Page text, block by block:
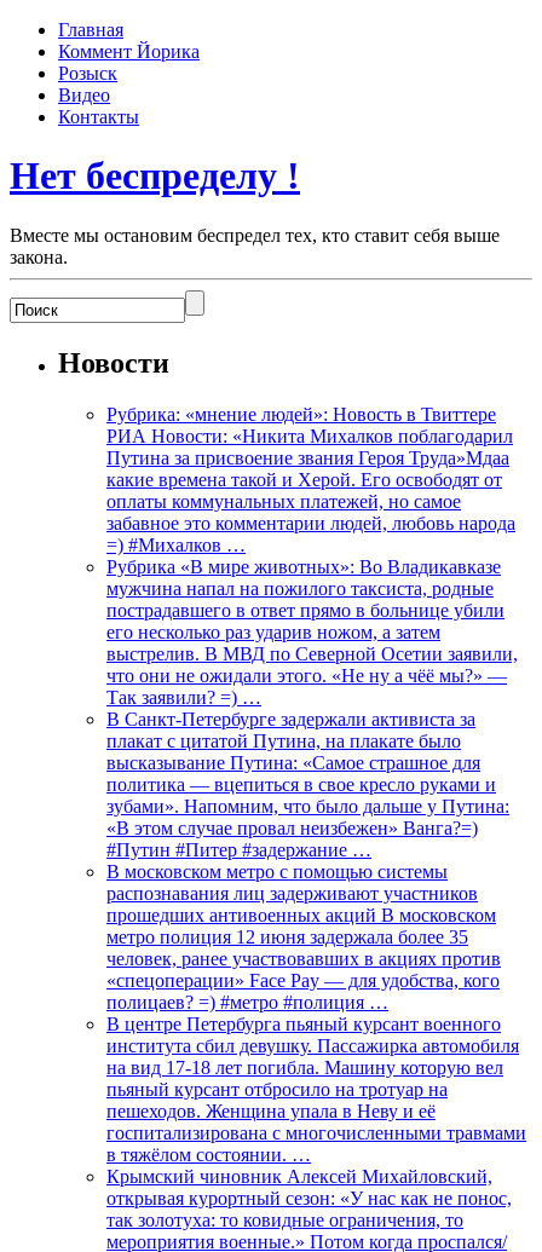
Главная
Коммент Йорика
Розыск
Видео
Контакты
Нет беспределу !
Вместе мы остановим беспредел тех, кто ставит себя выше
закона.
Новости
Рубрика: «мнение людей»: Новость в Твиттере
РИА Новости: «Никита Михалков поблагодарил
Путина за присвоение звания Героя Труда»Мдаа
какие времена такой и Херой. Его освободят от
оплаты коммунальных платежей, но самое
забавное это комментарии людей, любовь народа
=) #Михалков …
Рубрика «В мире животных»: Во Владикавказе
мужчина напал на пожилого таксиста, родные
пострадавшего в ответ прямо в больнице убили
его несколько раз ударив ножом, а затем
выстрелив. В МВД по Северной Осетии заявили,
что они не ожидали этого. «Не ну а чёё мы?» —
Так заявили? =) …
В Санкт-Петербурге задержали активиста за
плакат с цитатой Путина, на плакате было
высказывание Путина: «Самое страшное для
политика — вцепиться в свое кресло руками и
зубами». Напомним, что было дальше у Путина:
«В этом случае провал неизбежен» Ванга?=)
#Путин #Питер #задержание …
В московском метро с помощью системы
распознавания лиц задерживают участников
прошедших антивоенных акций В московском
метро полиция 12 июня задержала более 35
человек, ранее участвовавших в акциях против
«спецоперации» Face Pay — для удобства, кого
полицаев? =) #метро #полиция …
В центре Петербурга пьяный курсант военного
института сбил девушку. Пассажирка автомобиля
на вид 17-18 лет погибла. Машину которую вел
пьяный курсант отбросило на тротуар на
пешеходов. Женщина упала в Неву и её
госпитализирована с многочисленными травмами
в тяжёлом состоянии. …
Крымский чиновник Алексей Михайловский,
открывая курортный сезон: «У нас как не понос,
так золотуха: то ковидные ограничения, то
мероприятия военные.» Потом когда проспался/